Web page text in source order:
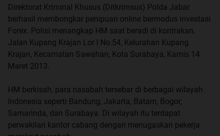
Direktorat Kriminal Khusus (Ditkrimsus) Polda Jabar
berhasil membongkar penipuan online bermodus investasi
Forex. Polisi menangkap HM saat beradi di kontrakan,
Jalan Kupang Krajan Lor I No.54, Kelurahan Kupang
Krajan, Kecamatan Sawahan, Kota Surabaya, Kamis 14
Maret 2013.
HM berkisah, para nasabah tersebar di berbagai wilayah
Indonesia seperti Bandung, Jakarta, Batam, Bogor,
Samarinda, dan Surabaya. Di wilayah itu terdapat
perwakilan kantor cabang dengan menugaskan pekerja